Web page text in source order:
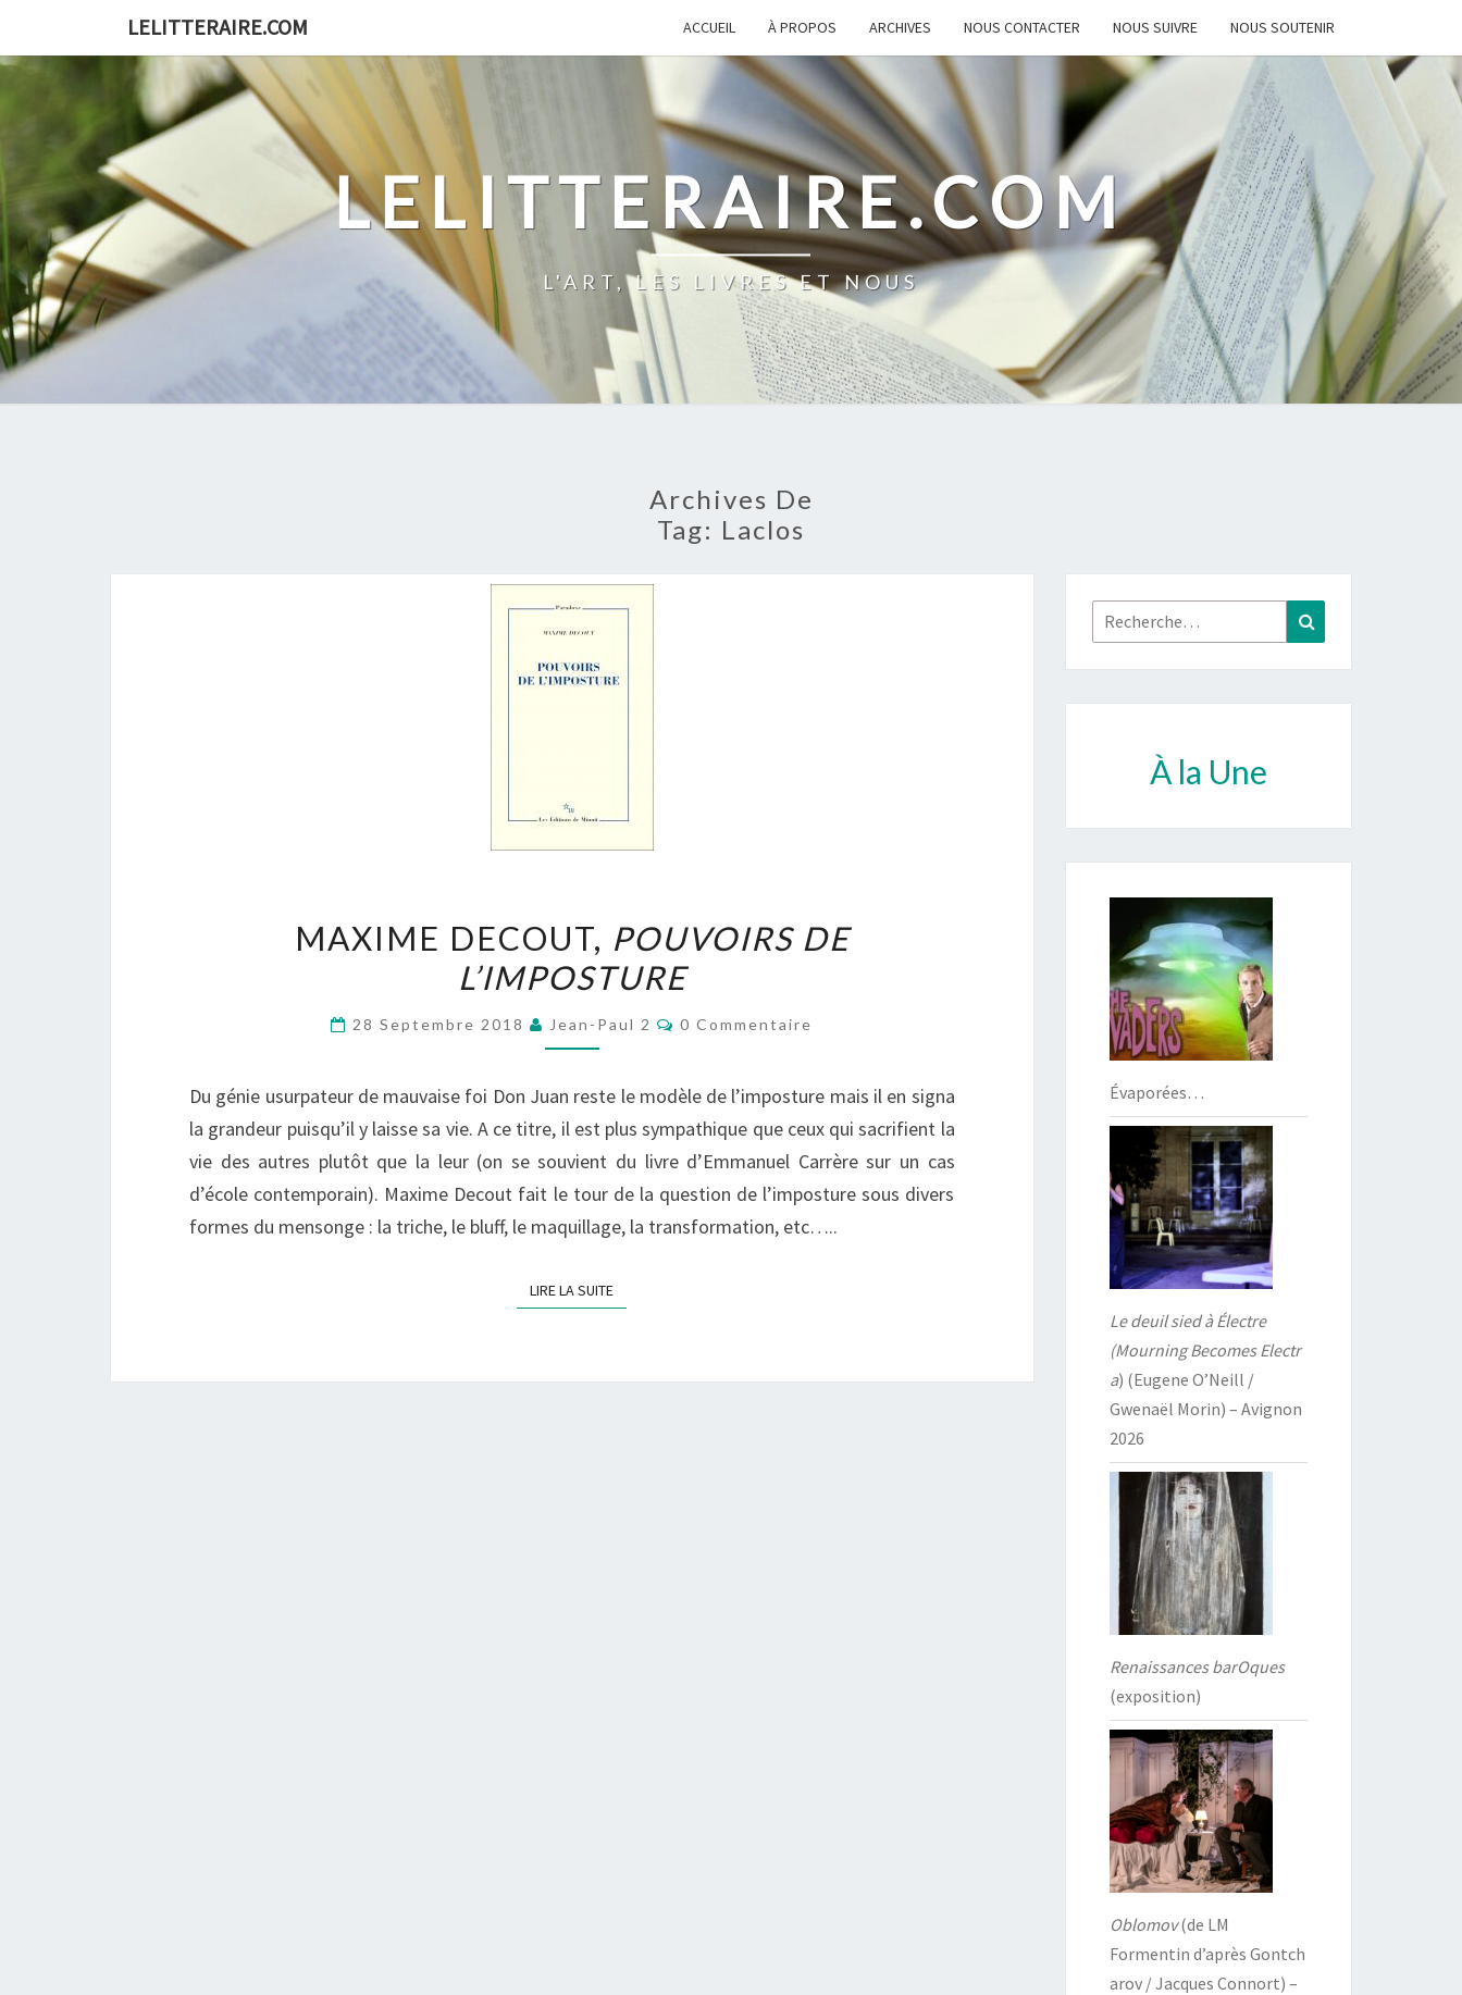
content
LELITTERAIRE.COM ACCUEIL À PROPOS ARCHIVES NOUS CONTACTER NOUS SUIVRE NOUS SOUTENIR
LELITTERAIRE.COM
L'ART, LES LIVRES ET NOUS
Archives De
Tag: Laclos
DECOUT,
POUVOIRS
L’IMPOSTURE
MAXIME DECOUT, POUVOIRS DE
L’IMPOSTURE
28 Septembre 2018 Jean-Paul 2 Commentaires
0 Commentaire
Du génie usurpateur de mauvaise foi Don Juan reste le modèle de l’imposture mais il en signa
la grandeur puisqu’il y laisse sa vie. A ce titre, il est plus sympathique que ceux qui sacrifient la
vie des autres plutôt que la leur (on se souvient du livre d’Emmanuel Carrère sur un cas
d’école contemporain). Maxime Decout fait le tour de la question de l’imposture sous divers
formes du mensonge : la triche, le bluff, le maquillage, la transformation, etc…..
LIRE LA SUITELIRE LA SUITE
Rechercher :
À la Une
Évaporées…
Le deuil sied à Électre
(Mourning Becomes Electr
a) (Eugene O’Neill /
Gwenaël Morin) – Avignon
2026
Renaissances barOques
(exposition)
Oblomov(de LM
Formentin d’après Gontch
arov / Jacques Connort) –